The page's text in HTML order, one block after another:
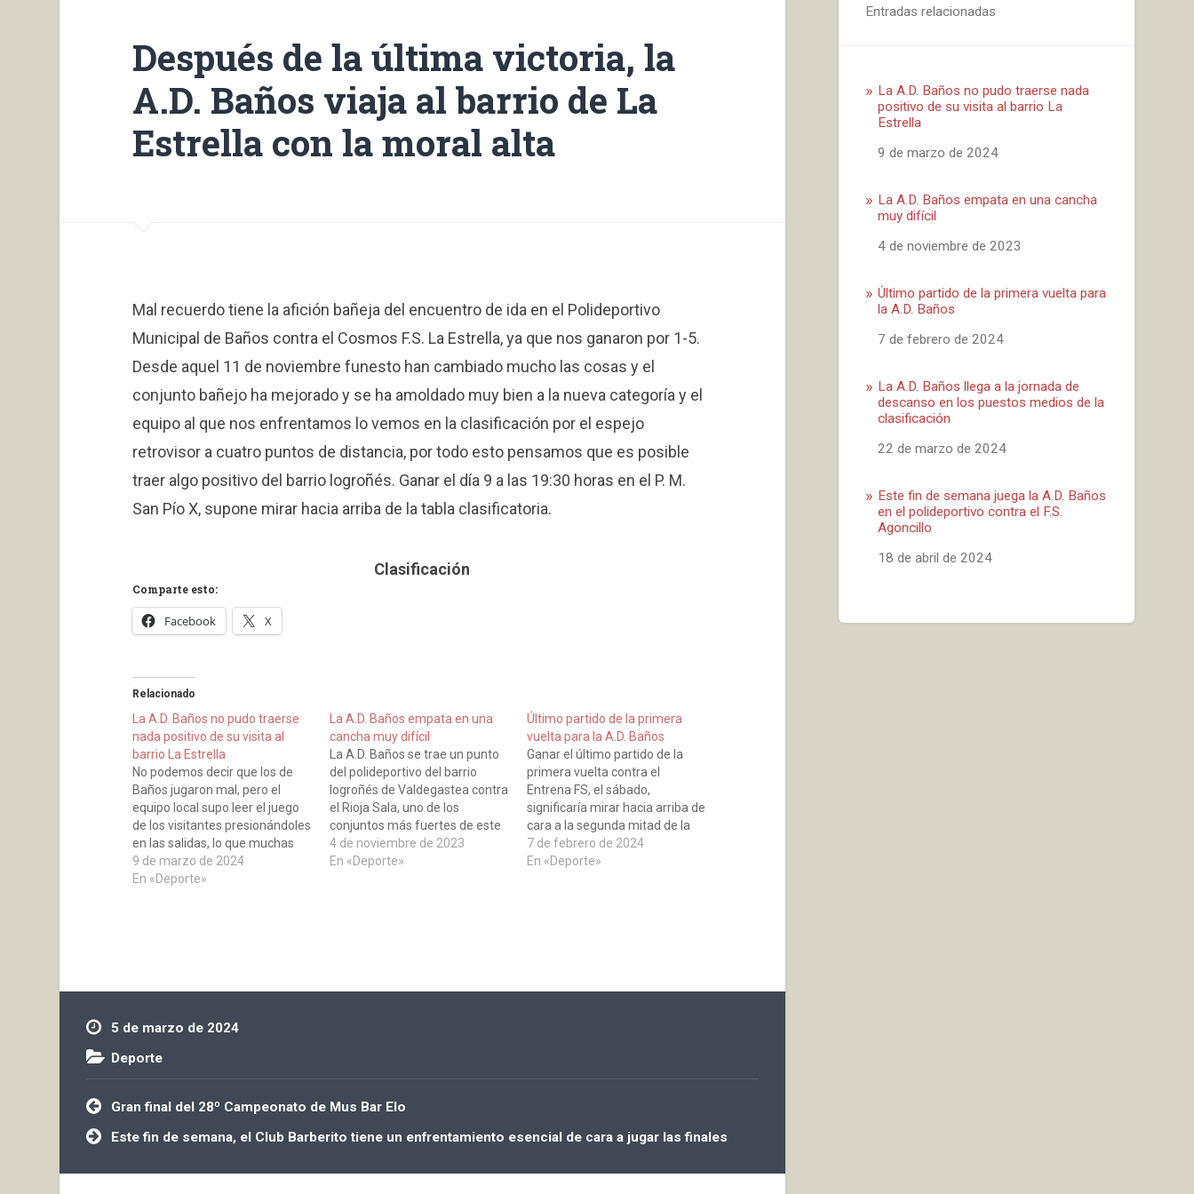
Después de la última victoria, la
A.D. Baños viaja al barrio de La
Estrella con la moral alta
Mal recuerdo tiene la afición bañeja del encuentro de ida en el Polideportivo
Municipal de Baños contra el Cosmos F.S. La Estrella, ya que nos ganaron por 1-5.
Desde aquel 11 de noviembre funesto han cambiado mucho las cosas y el
conjunto bañejo ha mejorado y se ha amoldado muy bien a la nueva categoría y el
equipo al que nos enfrentamos lo vemos en la clasificación por el espejo
retrovisor a cuatro puntos de distancia, por todo esto pensamos que es posible
traer algo positivo del barrio logroñés. Ganar el día 9 a las 19:30 horas en el P. M.
San Pío X, supone mirar hacia arriba de la tabla clasificatoria.
Clasificación
Comparte esto:
Facebook X
Relacionado
La A.D. Baños no pudo traerse
nada positivo de su visita al
barrio La Estrella
No podemos decir que los de
Baños jugaron mal, pero el
equipo local supo leer el juego
de los visitantes presionándoles
en las salidas, lo que muchas
veces provocaba la pérdida del
balón. Hay que citar también
9 de marzo de 2024
En «Deporte»
La A.D. Baños empata en una
cancha muy difícil
La A.D. Baños se trae un punto
del polideportivo del barrio
logroñés de Valdegastea contra
el Rioja Sala, uno de los
conjuntos más fuertes de este
grupo 20 de la Tercera División
de Fútbol Sala. Un partido muy
4 de noviembre de 2023
En «Deporte»
Último partido de la primera
vuelta para la A.D. Baños
Ganar el último partido de la
primera vuelta contra el
Entrena FS, el sábado,
significaría mirar hacia arriba de
cara a la segunda mitad de la
liga y alejarnos de este equipo
que se encuentra a dos puntos
7 de febrero de 2024
En «Deporte»
5 de marzo de 2024
Deporte
Navegación
de
entradas
Gran final del 28º Campeonato de Mus Bar Elo
Este fin de semana, el Club Barberito tiene un enfrentamiento esencial de cara a jugar las finales
Entradas relacionadas
La A.D. Baños no pudo traerse nada
positivo de su visita al barrio La
Estrella
Fecha
9 de marzo de 2024
La A.D. Baños empata en una cancha
muy difícil
Fecha
4 de noviembre de 2023
Último partido de la primera vuelta para
la A.D. Baños
Fecha
7 de febrero de 2024
La A.D. Baños llega a la jornada de
descanso en los puestos medios de la
clasificación
Fecha
22 de marzo de 2024
Este fin de semana juega la A.D. Baños
en el polideportivo contra el F.S.
Agoncillo
Fecha
18 de abril de 2024